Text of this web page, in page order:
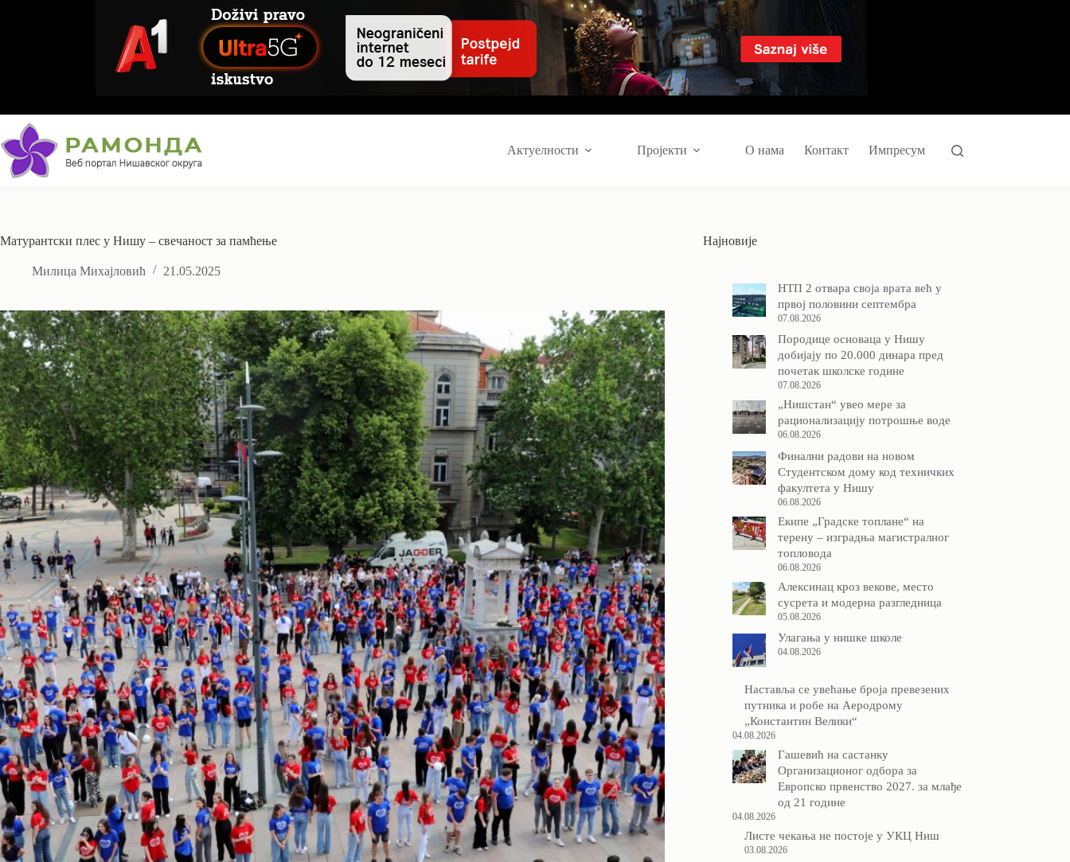
Актуелности Пројекти О нама Контакт Импресум
Матурантски плес у Нишу – свечаност за памћење
Милица Михајловић 21.05.2025
Најновије
НТП 2 отвара своја врата већ у
првој половини септембра
07.08.2026
Породицe основаца у Нишу
добијају по 20.000 динара пред
почетак школске године
07.08.2026
„Нишстан“ увео мере за
рационализацију потрошње воде
06.08.2026
Финални радови на новом
Студентском дому код техничких
факултета у Нишу
06.08.2026
Екипе „Градске топлане“ на
терену – изградња магистралног
топловода
06.08.2026
Алексинац кроз векове, место
сусрета и модерна разгледница
05.08.2026
Улагања у нишке школе
04.08.2026
Наставља се увећање броја превезених
путника и робе на Аеродрому
„Константин Велики“
04.08.2026
Гашевић на састанку
Организационог одбора за
Европско првенство 2027. за млађе
од 21 године
04.08.2026
Листе чекања не постоје у УКЦ Ниш
03.08.2026